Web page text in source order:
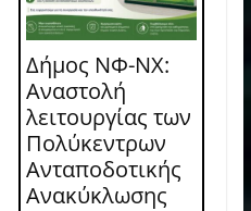
Δήμος ΝΦ-ΝΧ:
Αναστολή
λειτουργίας των
Πολύκεντρων
Ανταποδοτικής
Ανακύκλωσης